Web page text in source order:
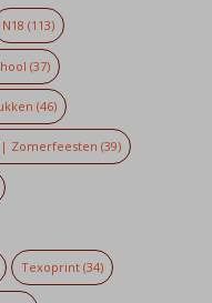
N18 (113)
(37)
(46)
| Zomerfeesten (39)
Texoprint (34)